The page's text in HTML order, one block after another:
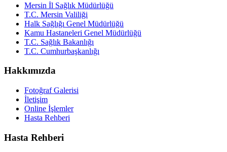
Mersin İl Sağlık Müdürlüğü
T.C. Mersin Valiliği
Halk Sağlığı Genel Müdürlüğü
Kamu Hastaneleri Genel Müdürlüğü
T.C. Sağlık Bakanlığı
T.C. Cumhurbaşkanlığı
Hakkımızda
Fotoğraf Galerisi
İletişim
Online İşlemler
Hasta Rehberi
Hasta Rehberi